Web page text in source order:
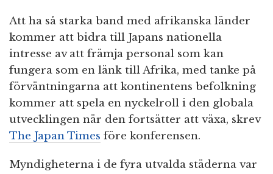
Att ha så starka band med afrikanska länder
kommer att bidra till Japans nationella
intresse av att främja personal som kan
fungera som en länk till Afrika, med tanke på
förväntningarna att kontinentens befolkning
kommer att spela en nyckelroll i den globala
utvecklingen när den fortsätter att växa, skrev
The Japan Times före konferensen.
Myndigheterna i de fyra utvalda städerna var